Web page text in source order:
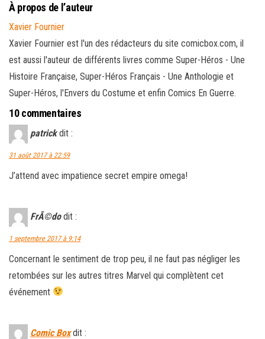
À propos de l’auteur
Xavier Fournier
Xavier Fournier est l'un des rédacteurs du site comicbox.com, il
est aussi l'auteur de différents livres comme Super-Héros - Une
Histoire Française, Super-Héros Français - Une Anthologie et
Super-Héros, l'Envers du Costume et enfin Comics En Guerre.
10 commentaires
patrick dit :
31 août 2017 à 22:59
J’attend avec impatience secret empire omega!
FrÃ©do dit :
1 septembre 2017 à 9:14
Concernant le sentiment de trop peu, il ne faut pas négliger les
retombées sur les autres titres Marvel qui complètent cet
événement
Comic Box dit :